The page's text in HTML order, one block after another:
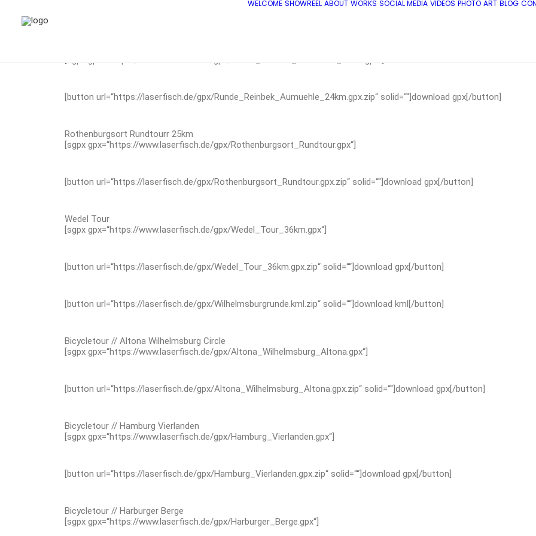
WELCOME SHOWREEL ABOUT WORKS SOCIAL MEDIA VIDEOS PHOTO ART BLOG
[button url=“https://laserfisch.de/gpx/Runde_Reinbek_Aumuehle_24km.gpx.zip“ solid=““]download gpx[/button]
Rothenburgsort Rundtourr 25km
[sgpx gpx=“https://www.laserfisch.de/gpx/Rothenburgsort_Rundtour.gpx“]
[button url=“https://laserfisch.de/gpx/Rothenburgsort_Rundtour.gpx.zip“ solid=““]download gpx[/button]
Wedel Tour
[sgpx gpx=“https://www.laserfisch.de/gpx/Wedel_Tour_36km.gpx“]
[button url=“https://laserfisch.de/gpx/Wedel_Tour_36km.gpx.zip“ solid=““]download gpx[/button]
[button url=“https://laserfisch.de/gpx/Wilhelmsburgrunde.kml.zip“ solid=““]download kml[/button]
Bicycletour // Altona Wilhelmsburg Circle
[sgpx gpx=“https://www.laserfisch.de/gpx/Altona_Wilhelmsburg_Altona.gpx“]
[button url=“https://laserfisch.de/gpx/Altona_Wilhelmsburg_Altona.gpx.zip“ solid=““]download gpx[/button]
Bicycletour // Hamburg Vierlanden
[sgpx gpx=“https://www.laserfisch.de/gpx/Hamburg_Vierlanden.gpx“]
[button url=“https://laserfisch.de/gpx/Hamburg_Vierlanden.gpx.zip“ solid=““]download gpx[/button]
Bicycletour // Harburger Berge
[sgpx gpx=“https://www.laserfisch.de/gpx/Harburger_Berge.gpx“]